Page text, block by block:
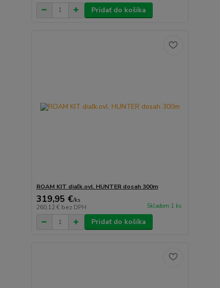
Pridať do košíka
ROAM KIT diaľk.ovl. HUNTER dosah 300m
319,95 €/ks
260,12 € bez DPH Skladom 1 ks
Pridať do košíka